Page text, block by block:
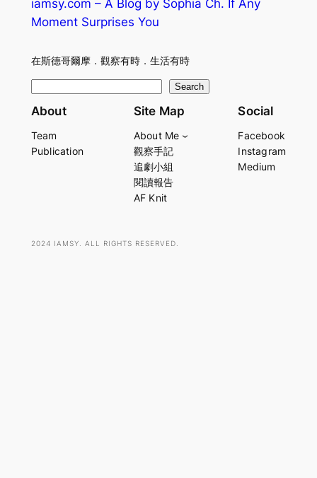
iamsy.com – A Blog by Sophia Ch. If Any
Moment Surprises You
在斯德哥爾摩．觀察有時．生活有時
e
r
Search
About
Team
Publication
Site Map
About Me
觀察手記
追劇小組
閱讀報告
AF Knit
Social
Facebook
Instagram
Medium
2024 IAMSY. ALL RIGHTS RESERVED.